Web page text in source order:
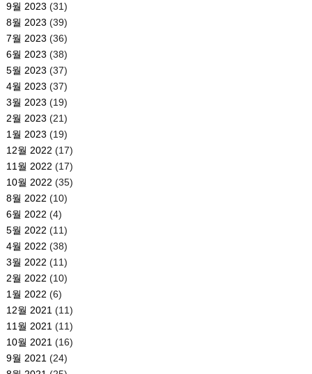
9월 2023 (31)
8월 2023 (39)
7월 2023 (36)
6월 2023 (38)
5월 2023 (37)
4월 2023 (37)
3월 2023 (19)
2월 2023 (21)
1월 2023 (19)
12월 2022 (17)
11월 2022 (17)
10월 2022 (35)
8월 2022 (10)
6월 2022 (4)
5월 2022 (11)
4월 2022 (38)
3월 2022 (11)
2월 2022 (10)
1월 2022 (6)
12월 2021(11)
11월 2021(11)
10월 2021(16)
9월 2021(24)